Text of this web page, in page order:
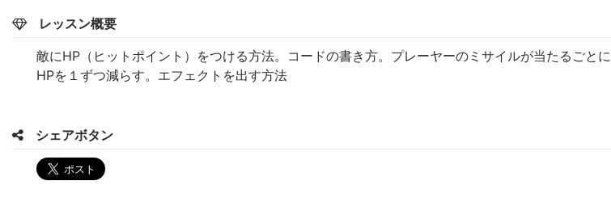
レッスン概要
敵にHP（ヒットポイント）をつける方法。コードの書き方。プレーヤーのミサイルが当たるごとに
HPを１ずつ減らす。エフェクトを出す方法
シェアボタン